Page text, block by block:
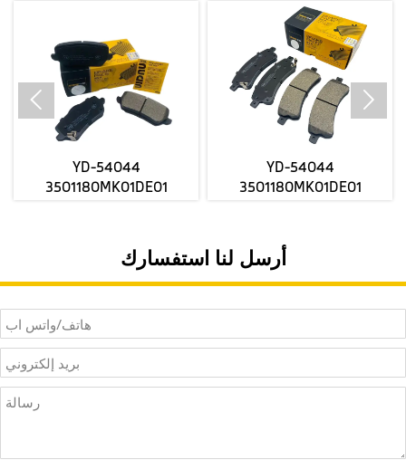
YD-54044
3501180MK01DE01
الفرامل الأمامية السيراميك
يرسل أسعار الجملة
YD-54044
3501180MK01DE01
الفرامل الأمامية السيراميك
يرسل أسعار الجملة
 
أرسل لنا استفسارك